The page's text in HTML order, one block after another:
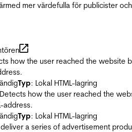
mer värdefulla för publicister och
how the user reached the website
Typ: Lokal HTML-lagring
Detects how the user reached the
address.
Typ: Lokal HTML-lagring
a series of advertisement